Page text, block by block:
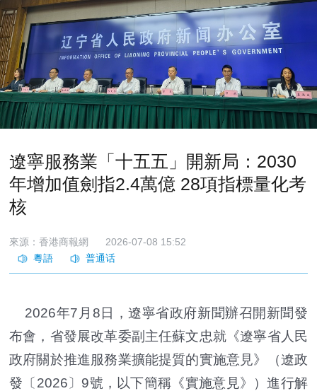
遼寧服務業「十五五」開新局：2030
年增加值劍指2.4萬億 28項指標量化考
核
來源：香港商報網 2026-07-08 15:52
2026年7月8日，遼寧省政府新聞辦召開新聞發
布會，省發展改革委副主任蘇文忠就《遼寧省人民
政府關於推進服務業擴能提質的實施意見》（遼政
發〔2026〕9號，以下簡稱《實施意見》）進行解